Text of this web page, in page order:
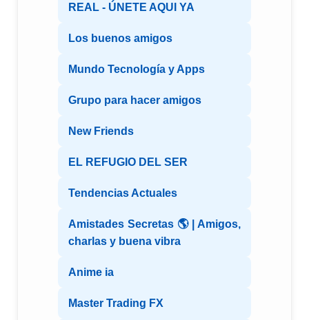
REAL - ÚNETE AQUI YA
Los buenos amigos
Mundo Tecnología y Apps
Grupo para hacer amigos
New Friends
EL REFUGIO DEL SER
Tendencias Actuales
Amistades Secretas 🌎 | Amigos,
charlas y buena vibra
Anime ia
Master Trading FX